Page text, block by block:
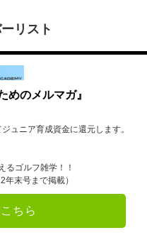
リスト
めのメルマガ』
ュニア育成資金に還元します。
るゴルフ雑学！！
年末号まで掲載）
ちら